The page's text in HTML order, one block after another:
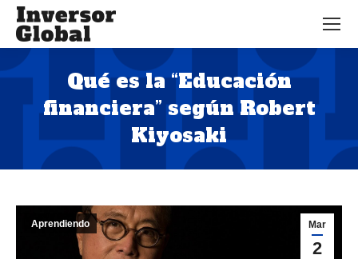
Qué es la “Educación
financiera” según Robert
Kiyosaki
Estás aquí:
Mar
2
Aprendiendo